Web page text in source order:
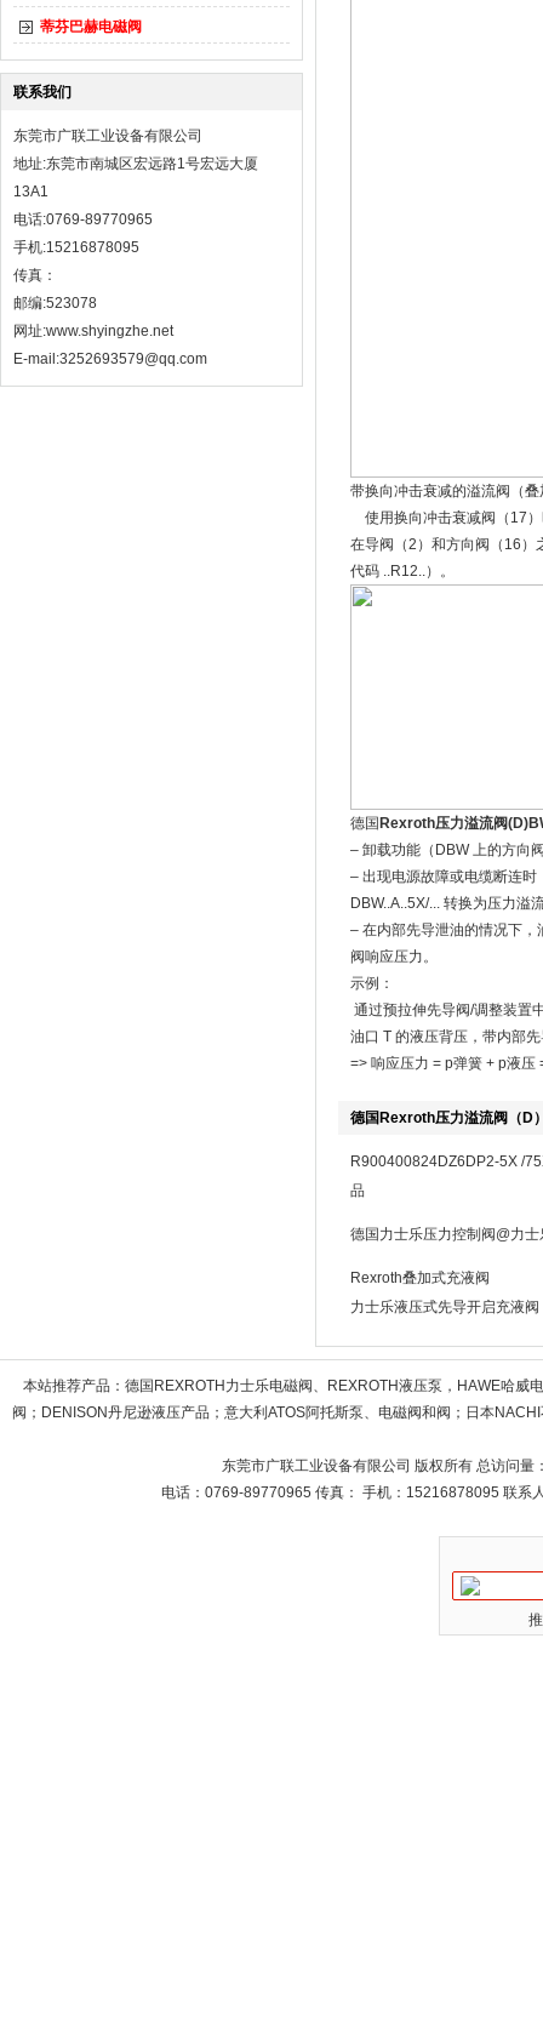
蒂芬巴赫电磁阀
联系我们
东莞市广联工业设备有限公司
地址:东莞市南城区宏远路1号宏远大厦
13A1
电话:0769-89770965
手机:15216878095
传真：
邮编:523078
网址:www.shyingzhe.net
E-mail:3252693579@qq.com
带换向冲击衰减的溢流阀（
使用换向冲击衰减阀（17）
在导阀（2）和方向阀（16）
代码 ..R12..）。
德国 Rexroth压力溢流阀
– 卸载功能（DBW 上的方向
– 出现电源故障或电缆断连时
DBW..A..5X/... 转换为压力溢
– 在内部先导泄油的情况下
阀响应压力。
示例：
通过预拉伸先导阀/调整装置
油口 T 的液压背压，带内部
=> 响应压力 = p弹簧 + p液压
德国Rexroth压力溢流阀（D
R900400824DZ6DP2-5X /
品
德国力士乐压力控制阀@力士
Rexroth叠加式充液阀
力士乐液压式先导开启充液阀
本站推荐产品： 德国REXROTH力士乐电磁阀、REXROTH液压泵，HAWE哈威
阀；DENISON丹尼逊液压产品；意大利ATOS阿托斯泵、电磁阀和阀；日本
东莞市广联工业设备有限公司 版权所有 总访问量
电话：0769-89770965 传真： 手机：15216878095 联系